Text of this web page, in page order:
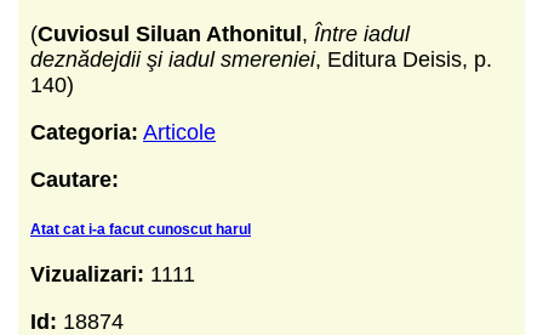
(Cuviosul Siluan Athonitul, Între iadul
deznădejdii şi iadul smereniei, Editura Deisis, p.
140)
Categoria: Articole
Cautare:
Atat cat i-a facut cunoscut harul
Vizualizari: 1111
Id: 18874